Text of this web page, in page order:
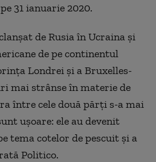
31 ianuarie 2020.
de Rusia în Ucraina şi
de pe continentul
Londrei şi a Bruxelles-
mai strânse în materie de
între cele două părţi s-a mai
uşoare: ele au devenit
tema cotelor de pescuit şi a
Politico.